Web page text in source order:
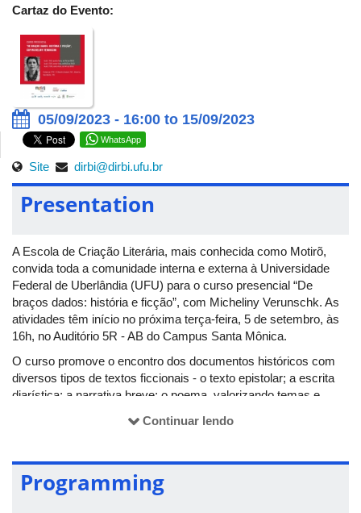
Cartaz do Evento:
05/09/2023 - 16:00 to 15/09/2023
WhatsApp
Site dirbi@dirbi.ufu.br
Presentation
A Escola de Criação Literária, mais conhecida como Motirõ,
convida toda a comunidade interna e externa à Universidade
Federal de Uberlândia (UFU) para o curso presencial “De
braços dados: história e ficção”, com Micheliny Verunschk. As
atividades têm início no próxima terça-feira, 5 de setembro, às
16h, no Auditório 5R - AB do Campus Santa Mônica.
O curso promove o encontro dos documentos históricos com
diversos tipos de textos ficcionais - o texto epistolar; a escrita
diarística; a narrativa breve; o poema, valorizando temas e
Mais informações
Escola de Criação Literária (Motirõ) é um ciclo de cursos de
Continuar lendo
Programming